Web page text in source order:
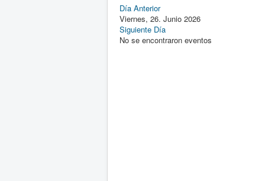
Día Anterior
Viernes, 26. Junio 2026
Siguiente Día
No se encontraron eventos